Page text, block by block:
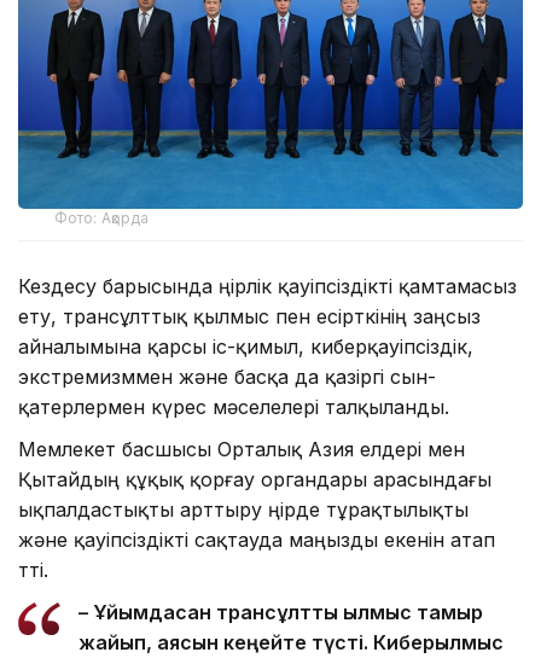
Фото: Ақорда
Кездесу барысында өңірлік қауіпсіздікті қамтамасыз
ету, трансұлттық қылмыс пен есірткінің заңсыз
айналымына қарсы іс-қимыл, киберқауіпсіздік,
экстремизммен және басқа да қазіргі сын-
қатерлермен күрес мәселелері талқыланды.
Мемлекет басшысы Орталық Азия елдері мен
Қытайдың құқық қорғау органдары арасындағы
ықпалдастықты арттыру өңірде тұрақтылықты
және қауіпсіздікті сақтауда маңызды екенін атап
өтті.
– Ұйымдасқан трансұлттық қылмыс тамыр
жайып, аясын кеңейте түсті. Киберқылмыс